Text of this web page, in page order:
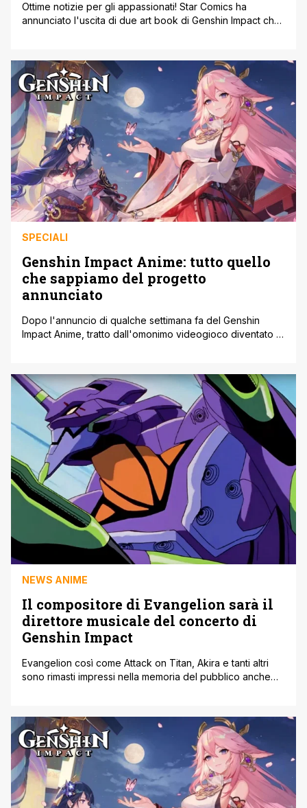
Ottime notizie per gli appassionati! Star Comics ha
annunciato l'uscita di due art book di Genshin Impact che
arrivo il 25 febbraio 2025, offrono ai fan uno sguardo
privilegiato sul processo creativo dietro uno dei più
grandi fenomeni del [']
SPECIALI
Genshin Impact Anime: tutto quello
che sappiamo del progetto
annunciato
Dopo l'annuncio di qualche settimana fa del Genshin
Impact Anime, tratto dall'omonimo videogioco diventato di
trailer mostrato durante il Tokyo Game Show HoYoverse
ha annunciato che, come tanti predecessori, anche
Genshin Impact avrebbe avuto la sua [']
NEWS ANIME
Il compositore di Evangelion sarà il
direttore musicale del concerto di
Genshin Impact
Evangelion così come Attack on Titan, Akira e tanti altri
sono rimasti impressi nella memoria del pubblico anche
videoludica. Questo porta tantissimi contenuti e le
musiche toccano corde emotive nello spettatore che le
immagini non sfiorano, creando un [']